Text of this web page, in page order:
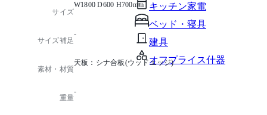
キッチン家電
ベッド・寝具
建具
オフプライス什器
サイズ
W1800 D600 H700mm
サイズ補足
-
素材・材質
天板：シナ合板(ウッドエッジ)
重量
-